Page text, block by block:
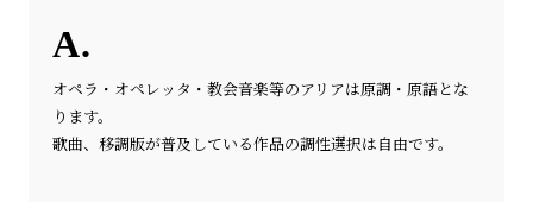
オペラ・オペレッタ・教会音楽等のアリアは原調・原語とな
ります。
歌曲、移調版が普及している作品の調性選択は自由です。